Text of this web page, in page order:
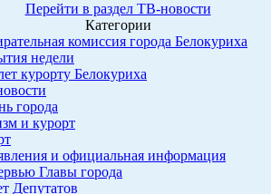
Перейти в раздел ТВ-новости
Категории
комиссия города Белокуриха
недели
курорту Белокуриха
города
и курорт
и официальная информация
Главы города
Депутатов